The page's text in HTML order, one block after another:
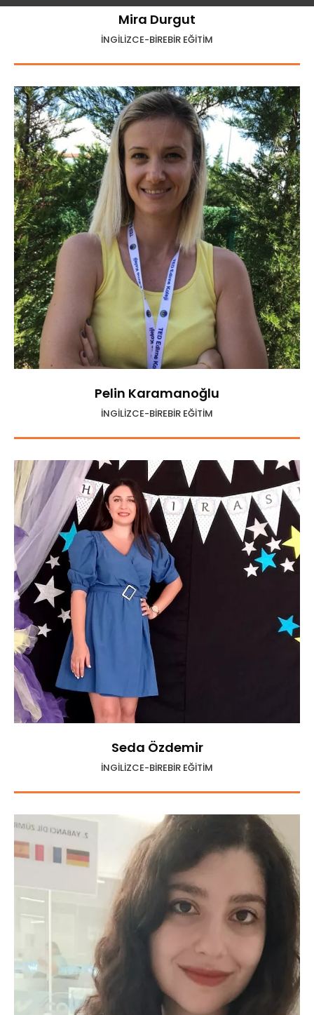
Mira Durgut
İNGİLİZCE-BİREBİR EĞİTİM
Pelin Karamanoğlu
İNGİLİZCE-BİREBİR EĞİTİM
Seda Özdemir
İNGİLİZCE-BİREBİR EĞİTİM